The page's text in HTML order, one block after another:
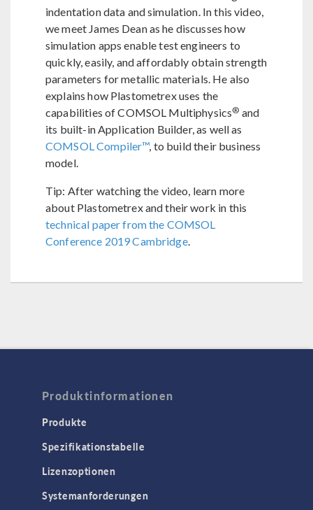
indentation data and simulation. In this video,
we meet James Dean as he discusses how
simulation apps enable test engineers to
quickly, easily, and affordably obtain strength
parameters for metallic materials. He also
explains how Plastometrex uses the
capabilities of COMSOL Multiphysics® and
its built-in Application Builder, as well as
COMSOL Compiler™, to build their business
model.
Tip: After watching the video, learn more
about Plastometrex and their work in this
technical paper from the COMSOL
Conference 2019 Cambridge.
Produktinformationen
Produkte
Spezifikationstabelle
Lizenzoptionen
Systemanforderungen